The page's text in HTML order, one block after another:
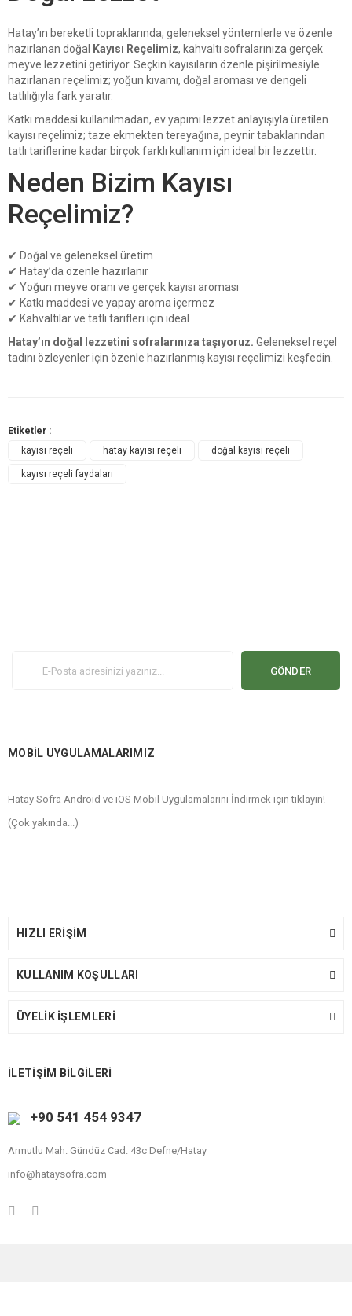
Hatay’ın bereketli topraklarında, geleneksel yöntemlerle ve özenle
hazırlanan doğal
Kayısı Reçelimiz, kahvaltı sofralarınıza gerçek
meyve lezzetini getiriyor. Seçkin kayısıların özenle pişirilmesiyle
hazırlanan reçelimiz; yoğun kıvamı, doğal aroması ve dengeli
tatlılığıyla fark yaratır.
Katkı maddesi kullanılmadan, ev yapımı lezzet anlayışıyla üretilen
kayısı reçelimiz; taze ekmekten tereyağına, peynir tabaklarından
tatlı tariflerine kadar birçok farklı kullanım için ideal bir lezzettir.
Neden Bizim Kayısı
Reçelimiz?
✔ Doğal ve geleneksel üretim
✔ Hatay’da özenle hazırlanır
✔ Yoğun meyve oranı ve gerçek kayısı aroması
✔ Katkı maddesi ve yapay aroma içermez
✔ Kahvaltılar ve tatlı tarifleri için ideal
Hatay’ın doğal lezzetini sofralarınıza taşıyoruz. Geleneksel reçel
tadını özleyenler için özenle hazırlanmış kayısı reçelimizi keşfedin.
Etiketler :
kayısı reçeli
hatay kayısı reçeli doğal kayısı reçeli
kayısı reçeli faydaları
GÖNDER
MOBİL UYGULAMALARIMIZ
Hatay Sofra Android ve iOS Mobil Uygulamalarını İndirmek için tıklayın!
(Çok yakında...)
HIZLI ERİŞİM
KULLANIM KOŞULLARI
ÜYELİK İŞLEMLERİ
İLETİŞİM BİLGİLERİ
+90 541 454 9347
Armutlu Mah. Gündüz Cad. 43c Defne/Hatay
info@hataysofra.com